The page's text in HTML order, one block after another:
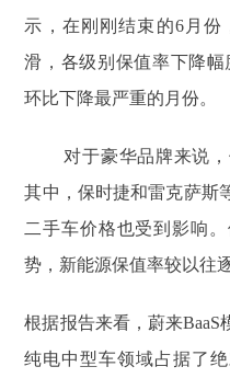
示，在刚刚结束的6月
滑，各级别保值率下降幅
环比下降最严重的月份。
对于豪华品牌来说
其中，保时捷和雷克萨斯
二手车价格也受到影响
势，新能源保值率较以往
根据报告来看，蔚来
纯电中型⻋领域占据了